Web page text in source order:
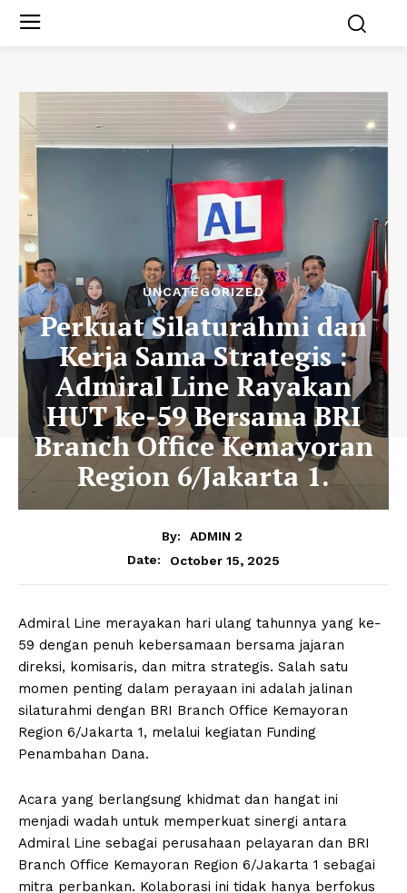
UNCATEGORIZED
Perkuat Silaturahmi dan
Kerja Sama Strategis :
Admiral Line Rayakan
HUT ke-59 Bersama BRI
Branch Office Kemayoran
Region 6/Jakarta 1.
By:
ADMIN 2
Date:
October 15, 2025
Admiral Line merayakan hari ulang tahunnya yang ke-
59 dengan penuh kebersamaan bersama jajaran
direksi, komisaris, dan mitra strategis. Salah satu
momen penting dalam perayaan ini adalah jalinan
silaturahmi dengan BRI Branch Office Kemayoran
Region 6/Jakarta 1, melalui kegiatan Funding
Penambahan Dana.
Acara yang berlangsung khidmat dan hangat ini
menjadi wadah untuk memperkuat sinergi antara
Admiral Line sebagai perusahaan pelayaran dan BRI
Branch Office Kemayoran Region 6/Jakarta 1 sebagai
mitra perbankan. Kolaborasi ini tidak hanya berfokus